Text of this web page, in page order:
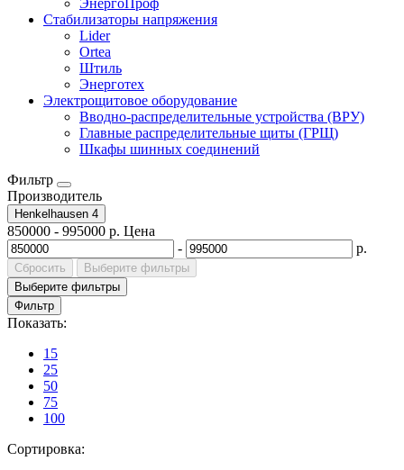
Стабилизаторы напряжения
Lider
Ortea
Штиль
Энерготех
Электрощитовое оборудование
Вводно-распределительные устройства (ВРУ)
Главные распределительные щиты (ГРЩ)
Шкафы шинных соединений
Фильтр
Производитель
Henkelhausen 4
850000 - 995000 р. Цена
-
р.
Сбросить
Выберите фильтры
Выберите фильтры
Фильтр
Показать:
15
25
50
75
100
Сортировка: